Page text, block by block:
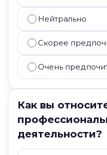
Нейтрально
Скорее
Очень
Как вы
деятельности?